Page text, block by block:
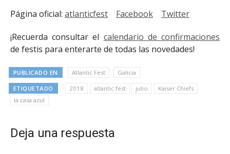
Página oficial: atlanticfest Facebook Twitter
¡Recuerda consultar el calendario de confirmaciones
de festis para enterarte de todas las novedades!
PUBLICADO EN Atlantic Fest Galicia
ETIQUETADO 2018 atlantic fest julio
Kaiser Chiefs
la casa azul
Deja una respuesta